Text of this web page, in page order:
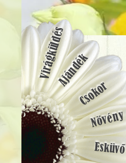
VirágküldésAjándék
Csokor
Növény
Esküvő